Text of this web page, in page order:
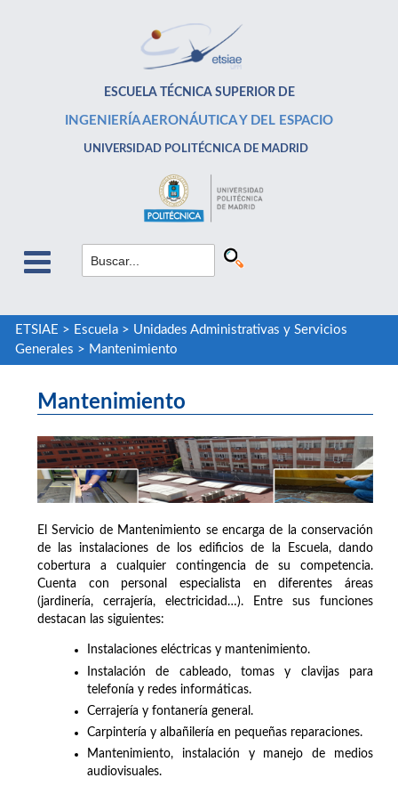
ESCUELA TÉCNICA SUPERIOR DE
INGENIERÍA AERONÁUTICA Y DEL ESPACIO
UNIVERSIDAD POLITÉCNICA DE MADRID
ETSIAE > Escuela> Unidades Administrativas y Servicios
Generales > Mantenimiento
Mantenimiento
El Servicio de Mantenimiento se encarga de la conservación
de las instalaciones de los edificios de la Escuela, dando
cobertura a cualquier contingencia de su competencia.
Cuenta con personal especialista en diferentes áreas
(jardinería, cerrajería, electricidad…). Entre sus funciones
destacan las siguientes:
Instalaciones eléctricas y mantenimiento.
Instalación de cableado, tomas y clavijas para
telefonía y redes informáticas.
Cerrajería y fontanería general.
Carpintería y albañilería en pequeñas reparaciones.
Mantenimiento, instalación y manejo de medios
audiovisuales.